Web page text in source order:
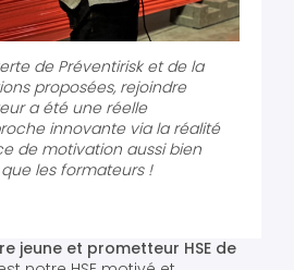
de Préventirisk et de la
proposées, rejoindre
a été une réelle
innovante via la réalité
de motivation aussi bien
les formateurs !
jeune et prometteur HSE de